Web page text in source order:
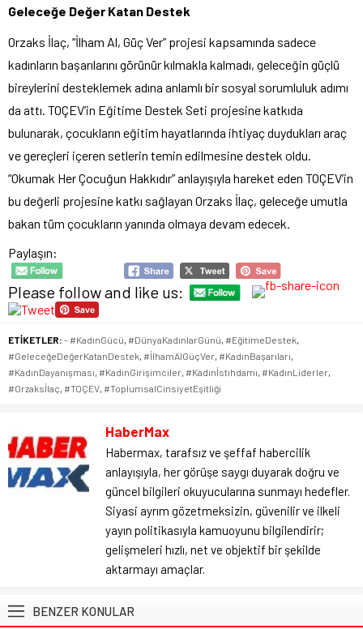
Geleceğe Değer Katan Destek
Orzaks İlaç, “İlham Al, Güç Ver” projesi kapsamında sadece
kadınların başarılarını görünür kılmakla kalmadı, geleceğin güçlü
bireylerini desteklemek adına anlamlı bir sosyal sorumluluk adımı
da attı. TOÇEV’in Eğitime Destek Seti projesine katkıda
bulunarak, çocukların eğitim hayatlarında ihtiyaç duydukları araç
ve gereçleri içeren setlerin temin edilmesine destek oldu.
“Okumak Her Çocuğun Hakkıdır” anlayışıyla hareket eden TOÇEV’in
bu değerli projesine katkı sağlayan Orzaks İlaç, geleceğe umutla
bakan tüm çocukların yanında olmaya devam edecek.
Paylaşın:
Please follow and like us:
ETİKETLER: - #KadınGücü, #DünyaKadınlarGünü, #EğitimeDestek,
#GeleceğeDeğerKatanDestek, #İlhamAlGüçVer, #KadınBaşarıları,
#KadınDayanışması, #KadınGirişimciler, #Kadınİstihdamı, #KadınLiderler,
#Orzaksİlaç, #TOÇEV, #ToplumsalCinsiyetEşitliği
HaberMax
Habermax, tarafsız ve şeffaf habercilik
anlayışıyla, her görüşe saygı duyarak doğru ve
güncel bilgileri okuyucularına sunmayı hedefler.
Siyasi ayrım gözetmeksizin, güvenilir ve ilkeli
yayın politikasıyla kamuoyunu bilgilendirir;
gelişmeleri hızlı, net ve objektif bir şekilde
aktarmayı amaçlar.
BENZER KONULAR